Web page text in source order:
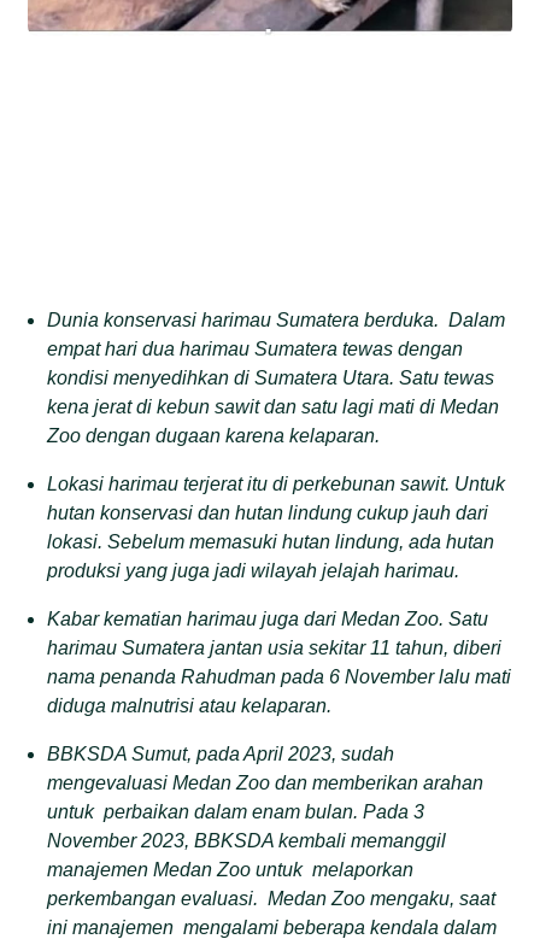
Dunia konservasi harimauSumatera berduka. Dalam
empathariduaharimauSumatera tewas dengan
kondisi menyedihkan di Sumatera Utara.Satu tewas
kena jerat di kebun sawit dan satu lagi mati di Medan
Zoo dengan dugaan karena kelaparan.
Lokasi harimauterjerat itu di perkebunan sawit. Untuk
hutan konservasi dan hutan lindung cukup jauh dari
lokasi. Sebelum memasuki hutan lindung, ada hutan
produksi yang jugajadi wilayah jelajah harimau.
Kabar kematian harimau jugadari Medan Zoo. Satu
harimauSumatera jantan usia sekitar 11 tahun, diberi
nama penanda Rahudmanpada 6 November lalumati
didugamalnutrisi atau kelaparan.
BBKSDA Sumut, pada April 2023, sudah
mengevaluasi Medan Zoo dan memberikan arahan
untuk perbaikan dalam enam bulan. Pada 3
November 2023, BBKSDA kembali memanggil
manajemen Medan Zoo untuk melaporkan
perkembangan evaluasi.Medan Zoo mengaku,saat
ini manajemen mengalami beberapa kendala dalam